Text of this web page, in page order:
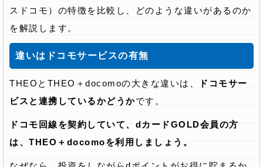
スドコモ）の特徴を比較し、どのような違いがあるのか
を解説します。
違いはドコモサービスの有無
THEOとTHEO＋docomoの大きな違いは、
ドコモサー
ビスと連携しているかどうかです。
ドコモ回線を契約していて、dカードGOLD会員の方
は、THEO＋docomoを利用しましょう。